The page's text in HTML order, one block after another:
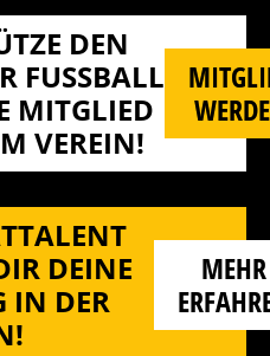
DEN
FUSSBALL U
I
VEREIN!
DEINE
IN DER
MEHR